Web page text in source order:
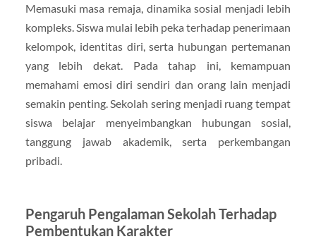
Memasuki masa remaja, dinamika sosial menjadi lebih
kompleks. Siswa mulai lebih peka terhadap penerimaan
kelompok, identitas diri, serta hubungan pertemanan
yang lebih dekat. Pada tahap ini, kemampuan
memahami emosi diri sendiri dan orang lain menjadi
semakin penting. Sekolah sering menjadi ruang tempat
siswa belajar menyeimbangkan hubungan sosial,
tanggung jawab akademik, serta perkembangan
pribadi.
Pengaruh Pengalaman Sekolah Terhadap
Pembentukan Karakter